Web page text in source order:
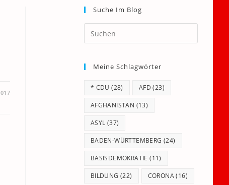
Suche Im Blog
Escape
Meine Schlagwörter
* CDU (28) AFD (23)
AFGHANISTAN (13)
ASYL (37)
BADEN-WÜRTTEMBERG (24)
BASISDEMOKRATIE (11)
BILDUNG (22) CORONA(16)